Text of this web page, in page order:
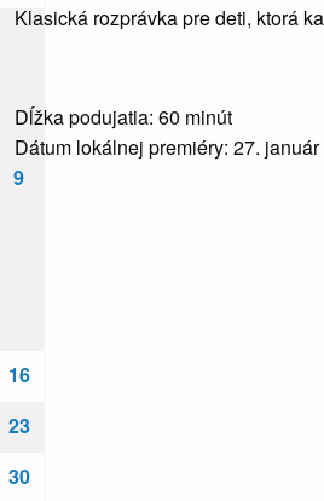
9
16
23
30
Klasická rozprávka pre deti, ktorá
Dĺžka podujatia: 60 minút
Dátum lokálnej premiéry: 27.